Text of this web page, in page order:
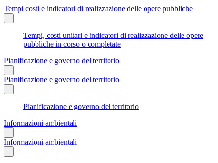
Tempi costi e indicatori di realizzazione delle opere pubbliche
Tempi, costi unitari e indicatori di realizzazione delle opere
pubbliche in corso o completate
Pianificazione e governo del territorio
Pianificazione e governo del territorio
Pianificazione e governo del territorio
Informazioni ambientali
Informazioni ambientali